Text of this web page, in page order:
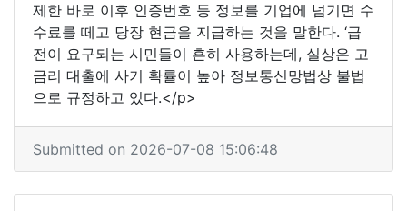
제한 바로 이후 인증번호 등 정보를 기업에 넘기면 수
수료를 떼고 당장 현금을 지급하는 것을 말한다. ‘급
전이 요구되는 시민들이 흔히 사용하는데, 실상은 고
금리 대출에 사기 확률이 높아 정보통신망법상 불법
으로 규정하고 있다.</p>
Submitted on 2026-07-08 15:06:48